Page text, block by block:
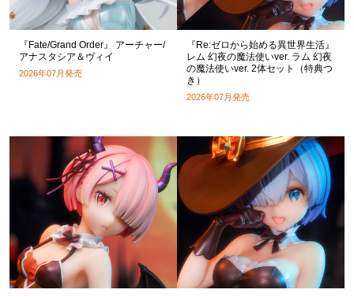
『Fate/Grand Order』 アーチャー/
アナスタシア＆ヴィイ
2026年07月発売
『Re:ゼロから始める異世界生活』
レム 幻夜の魔法使いver. ラム 幻夜
の魔法使いver. 2体セット（特典つ
き）
2026年07月発売